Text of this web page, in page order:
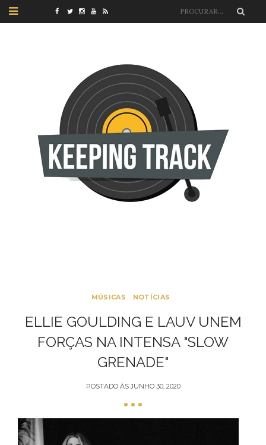
MÚSICAS NOTÍCIAS
ELLIE GOULDING E LAUV UNEM
FORÇAS NA INTENSA "SLOW
GRENADE"
POSTADO ÀSJUNHO 30, 2020